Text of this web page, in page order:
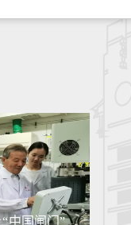
中国闸门”